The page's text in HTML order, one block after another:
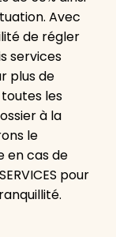
Avec
de régler
services
plus de
les
à la
le
en cas de
pour